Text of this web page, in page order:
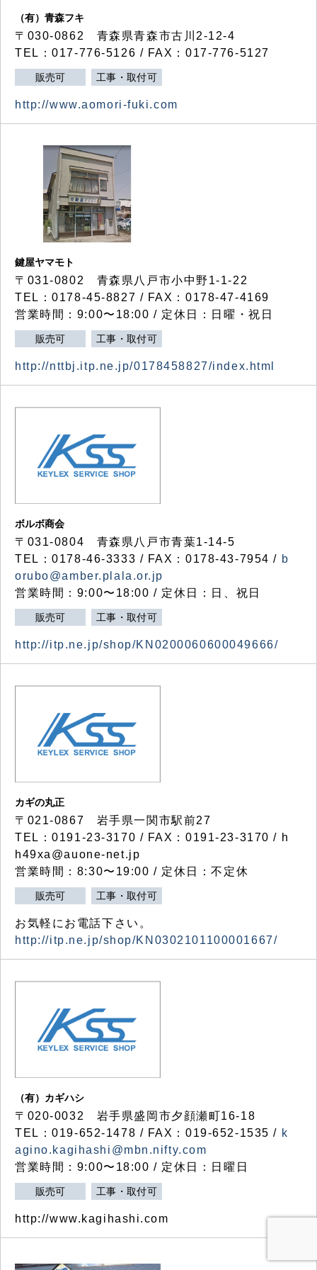
（有）青森フキ
〒030-0862 青森県青森市古川2-12-4
TEL：017-776-5126 / FAX：017-776-5127
販売可 工事・取付可
http://www.aomori-fuki.com
鍵屋ヤマモト
〒031-0802 青森県八戸市小中野1-1-22
TEL：0178-45-8827 / FAX：0178-47-4169
営業時間：9:00〜18:00 / 定休日：日曜・祝日
販売可 工事・取付可
http://nttbj.itp.ne.jp/0178458827/index.html
ボルボ商会
〒031-0804 青森県八戸市青葉1-14-5
TEL：0178-46-3333 / FAX：0178-43-7954 / b
orubo@amber.plala.or.jp
営業時間：9:00〜18:00 / 定休日：日、祝日
販売可 工事・取付可
http://itp.ne.jp/shop/KN0200060600049666/
カギの丸正
〒021-0867 岩手県一関市駅前27
TEL：0191-23-3170 / FAX：0191-23-3170 / h
h49xa@auone-net.jp
営業時間：8:30〜19:00 / 定休日：不定休
販売可 工事・取付可
お気軽にお電話下さい。
http://itp.ne.jp/shop/KN0302101100001667/
（有）カギハシ
〒020-0032 岩手県盛岡市夕顔瀬町16-18
TEL：019-652-1478 / FAX：019-652-1535 / k
agino.kagihashi@mbn.nifty.com
営業時間：9:00〜18:00 / 定休日：日曜日
販売可 工事・取付可
http://www.kagihashi.com